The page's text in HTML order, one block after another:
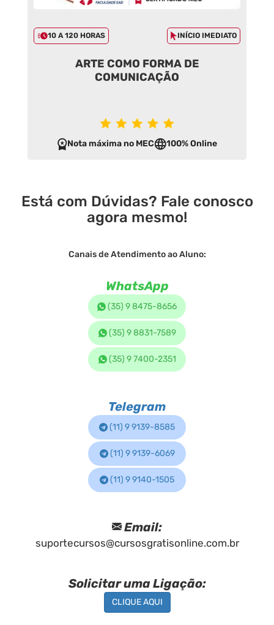
10 A 120 HORAS INÍCIO IMEDIATO
ARTE COMO FORMA DE
COMUNICAÇÃO
Nota máxima no MEC 100% Online
Está com Dúvidas? Fale conosco
agora mesmo!
Canais de Atendimento ao Aluno:
WhatsApp
(35) 9 8475-8656
(35) 9 8831-7589
(35) 9 7400-2351
Telegram
(11) 9 9139-8585
(11) 9 9139-6069
(11) 9 9140-1505
Email:
suportecursos@cursosgratisonline.com.br
Solicitar uma Ligação:
CLIQUE AQUI